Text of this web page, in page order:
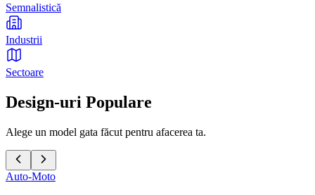
Semnalistică
Industrii
Sectoare
Design-uri Populare
Alege un model gata făcut pentru afacerea ta.
Auto-Moto